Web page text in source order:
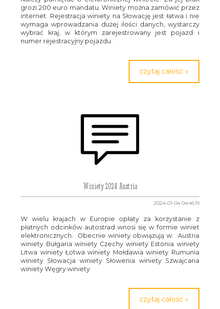
grozi 200 euro mandatu. Winiety można zamówić przez
internet. Rejestracja winiety na Słowację jest łatwa i nie
wymaga wprowadzania dużej ilości danych, wystarczy
wybrać kraj, w którym zarejestrowany jest pojazd i
numer rejestracyjny pojazdu.
czytaj całość »
Winiety 2024 Austria
2024-01-04 04:46:19
W wielu krajach w Europie opłaty za korzystanie z
płatnych odcinków autostrad wnosi się w formie winiet
elektronicznych. Obecnie winiety obwiązują w: Austria
winiety Bułgaria winiety Czechy winiety Estonia winiety
Litwa winiety Łotwa winiety Mołdawia winiety Rumunia
winiety Słowacja winiety Słowenia winiety Szwajcaria
winiety Węgry winiety
czytaj całość »